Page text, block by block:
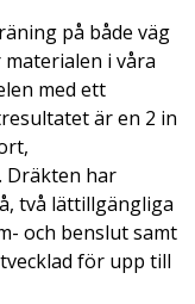
på både väg
i våra
med ett
är en 2 in
Dräkten har
två lättillgängliga
och benslut samt
för upp till